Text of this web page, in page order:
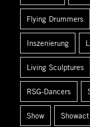
c
Flying Drummers
Inszenierung
Living Sculptures
RSG-Dancers
Show Showact